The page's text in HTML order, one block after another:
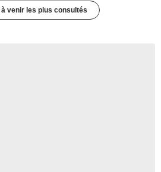
venir les plus consultés